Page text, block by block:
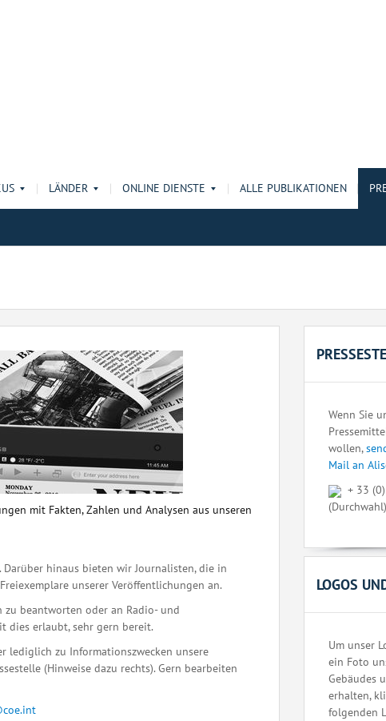
LÄNDER ONLINE DIENSTE ALLE PUBLIKATIONEN
mit Fakten, Zahlen und Analysen aus unseren
hinaus bieten wir Journalisten, die in
unserer Veröffentlichungen an.
zu beantworten oder an Radio- und
dies erlaubt, sehr gern bereit.
lediglich zu Informationszwecken unsere
(Hinweise dazu rechts). Gern bearbeiten
Wenn Sie
wollen,
Mail an
+ 33
(Durchwahl)
LOGOS
Um unser
ein Foto
Gebäudes
erhalten,
folgenden